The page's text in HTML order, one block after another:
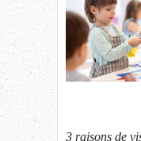
3 raisons de